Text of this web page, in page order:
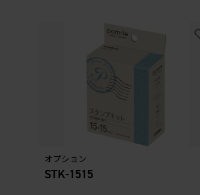
オプション
STK-1515